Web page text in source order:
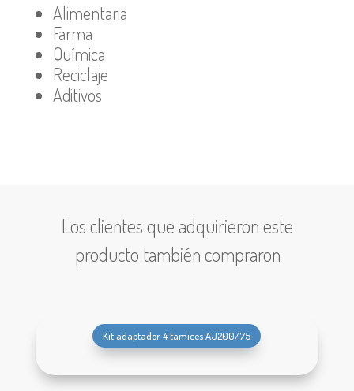
Alimentaria
Farma
Química
Reciclaje
Aditivos
Los clientes que adquirieron este
producto también compraron
Kit adaptador 4 tamices AJ200/75